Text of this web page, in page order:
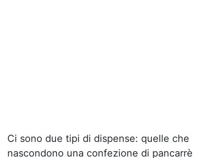
Ci sono due tipi di dispense: quelle che
nascondono una confezione di pancarrè